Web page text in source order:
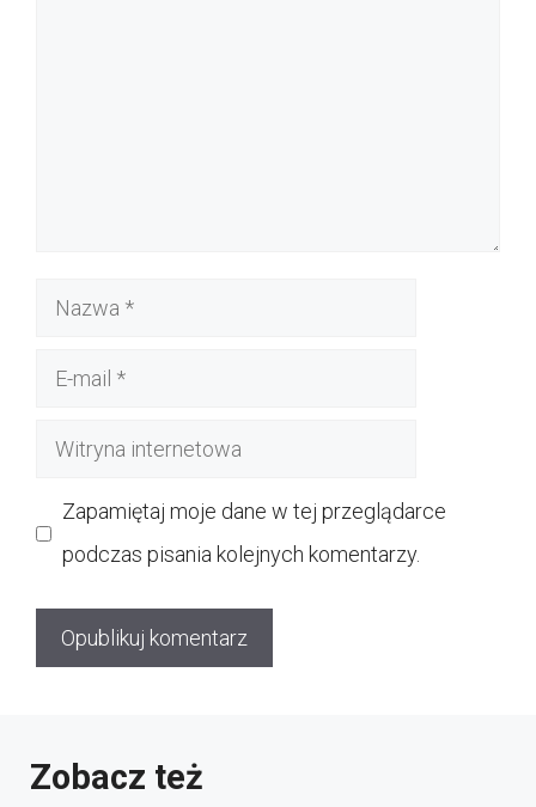
Nazwa
Witryna
Zapamiętaj moje dane w tej przeglądarce
podczas pisania kolejnych komentarzy.
Zobacz też